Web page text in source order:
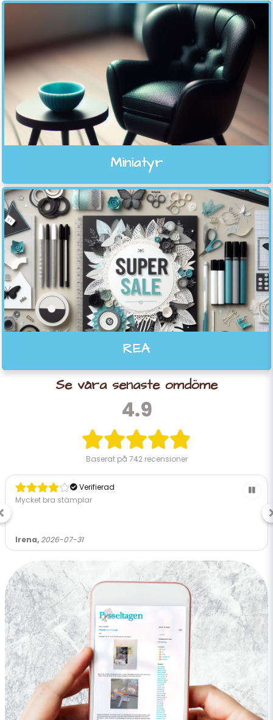
Miniatyr
REA
Se våra senaste omdöme
4.9
Baserat på 742 recensioner
Verifierad
Mycket bra stämplar
Irena,2026-07-31